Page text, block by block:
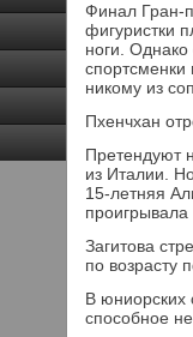
Финал Гран-
фигуристки
ноги.
никому из
Пхенчхан
Претендуют
из Италии.
15-летняя
проигрывала
Загитова
по возрасту
В юниорских
способное